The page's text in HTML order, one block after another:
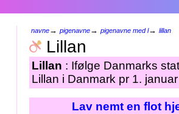
navne→ pigenavne→ pigenavne med l→ lillan
Lillan
Lillan : Ifølge Danmarks
Lillan i Danmark pr 1.
Lav nemt en flot